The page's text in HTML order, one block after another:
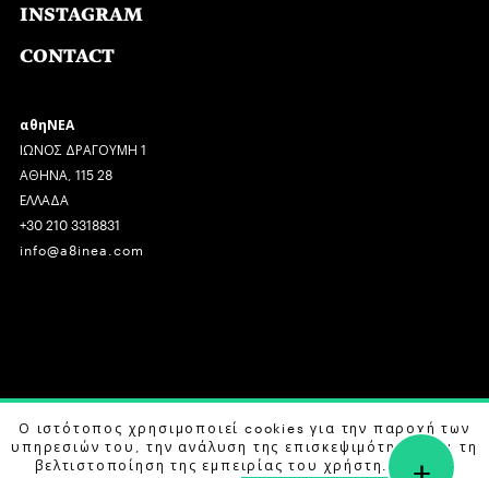
INSTAGRAM
CONTACT
αθηΝΕΑ
ΙΩΝΟΣ ΔΡΑΓΟΥΜΗ 1
ΑΘΗΝΑ, 115 28
ΕΛΛΑΔΑ
+30 210 3318831
info@a8inea.com
COPYRIGHT © 2026 αθηΝΕΑ, ALL RIGHTS RESERVED.
DESIGN BY G DESIGN STUDIO. DEVELOPED BYB LABS
Ο ιστότοπος χρησιμοποιεί cookies για την παροχή των
υπηρεσιών του, την ανάλυση της επισκεψιμότητας και τη
βελτιστοποίηση της εμπειρίας του χρήστη. Μάθετε
+